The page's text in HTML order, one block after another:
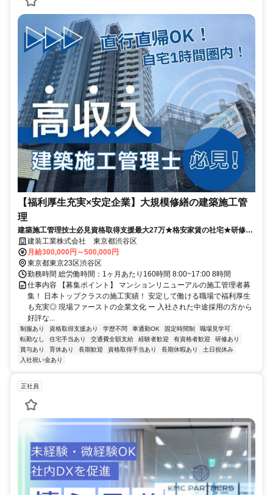
【福利厚生充実×安定企業】大規模修繕の建築施工管
理
建築施工管理技士必見資格取得支援最大27万★格安家賃の社宅★研修あ
り 建装工業株式会社 東京都渋谷区
月給300,000円～500,000円
東京都東京23区渋谷区
勤務時間 総労働時間：1ヶ月あたり160時間 8:00~17:00 8時間
仕事内容 【募集ポイント】 マンションリニューアルの施工管理者募
集！ 日本トップクラスの施工実績！ 安定して働ける職場で福利厚生
も充実◎ 現場ファーストの企業文化 ー 入社された中途採用の方から
好評な...
制服あり 資格取得支援あり 学歴不問 車通勤OK 固定時間制
職場見学可
転勤なし
住宅手当あり 交通費全額支給 経験者歓迎 有資格者歓迎
研修あり
賞与あり
育休あり 長期歓迎 資格取得手当あり 長期休暇あり
土日祝休み
入社祝い金あり
正社員